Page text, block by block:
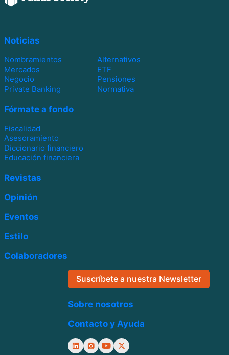
Noticias
Nombramientos
Alternativos
Mercados
ETF
Negocio
Pensiones
Private Banking
Normativa
Fórmate a fondo
Fiscalidad
Asesoramiento
Diccionario financiero
Educación financiera
Revistas
Opinión
Eventos
Estilo
Colaboradores
Suscríbete a nuestra Newsletter
Sobre nosotros
Contacto y Ayuda